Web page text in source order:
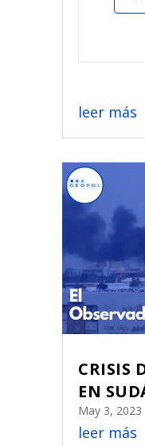
leer más
CRISIS
EN
May 3, 2023
leer más